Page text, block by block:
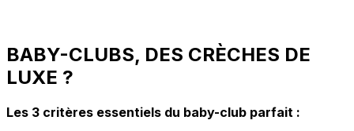
BABY-CLUBS, DES CRÈCHES DE
LUXE ?
Les 3 critères essentiels du baby-club parfait :